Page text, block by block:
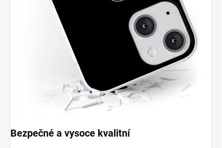
Bezpečné a vysoce kvalitní